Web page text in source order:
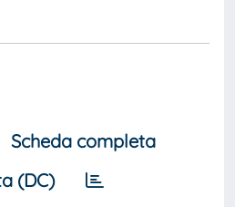
Scheda completa
(DC)